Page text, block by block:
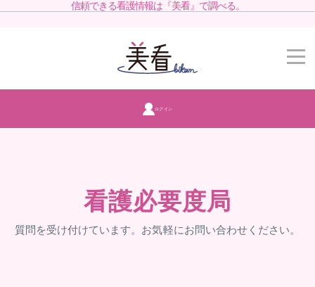
信頼できる看護情報は『美看』で調べる。
ログイン
看護必要度局
質問を受け付けています。お気軽にお問い合わせください。